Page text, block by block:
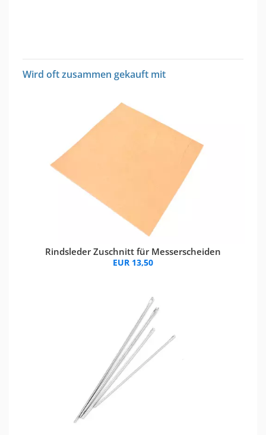
Wird oft zusammen gekauft mit
Rindsleder Zuschnitt für Messerscheiden
EUR 13,50